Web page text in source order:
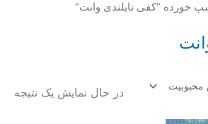
خورده “کفی تایلندی وانت”
در حال نمایش یک نتیجه